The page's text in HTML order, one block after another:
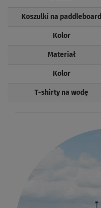
Koszulki na paddleboard
Kolor
Materiał
Kolor
T-shirty na wodę